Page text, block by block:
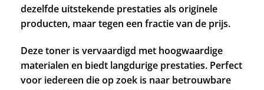
dezelfde uitstekende prestaties als originele
producten, maar tegen een fractie van de prijs.
Deze toner is vervaardigd met hoogwaardige
materialen en biedt langdurige prestaties. Perfect
voor iedereen die op zoek is naar betrouwbare